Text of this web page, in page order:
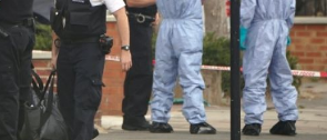
GESUNDHEIT
Friedrich Merz
Erschüttert Von